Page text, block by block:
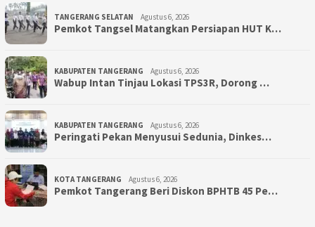
TANGERANG SELATAN Agustus 6, 2026
Pemkot Tangsel Matangkan Persiapan HUT K…
KABUPATEN TANGERANG Agustus 6, 2026
Wabup Intan Tinjau Lokasi TPS3R, Dorong …
KABUPATEN TANGERANG Agustus 6, 2026
Peringati Pekan Menyusui Sedunia, Dinkes…
KOTA TANGERANG Agustus 6, 2026
Pemkot Tangerang Beri Diskon BPHTB 45 Pe…